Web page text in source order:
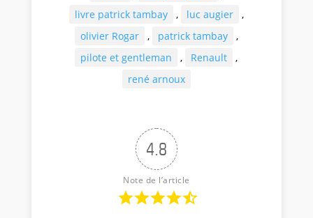
livre patrick tambay
, luc augier
,
olivier Rogar
, patrick tambay
,
pilote et gentleman
, Renault
,
rené arnoux
4.8
Note de l’article